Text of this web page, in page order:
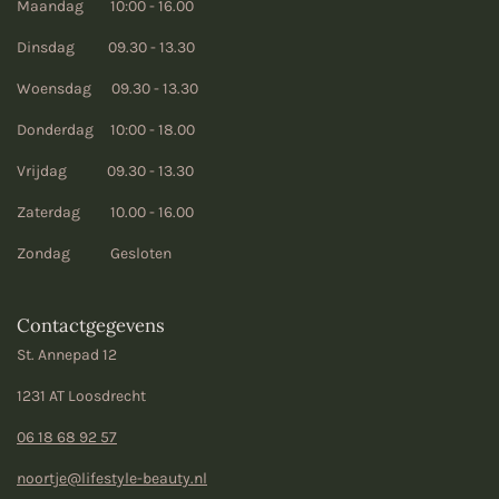
Maandag 10:00 - 16.00
Dinsdag 09.30 - 13.30
Woensdag 09.30 - 13.30
Donderdag 10:00 - 18.00
Vrijdag 09.30 - 13.30
Zaterdag 10.00 - 16.00
Zondag Gesloten
Contactgegevens
St. Annepad 12
1231 AT Loosdrecht
06 18 68 92 57
noortje@lifestyle-beauty.nl